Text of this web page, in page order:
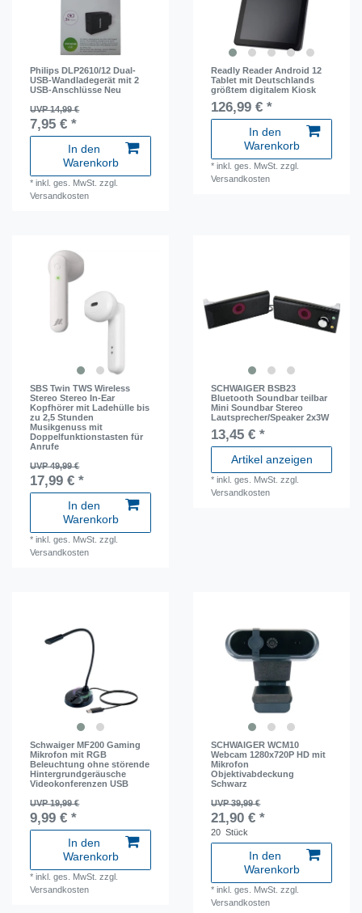
Philips DLP2610/12 Dual-
USB-Wandladegerät mit 2
USB-Anschlüsse Neu
UVP 14,99 €
7,95 € *
In den
Warenkorb
*inkl. ges. MwSt. zzgl.
Versandkosten
Readly Reader Android 12
Tablet mit Deutschlands
größtem digitalem Kiosk
126,99 € *
In den
Warenkorb
*inkl. ges. MwSt. zzgl.
Versandkosten
SBS Twin TWS Wireless
Stereo Stereo In-Ear
Kopfhörer mit Ladehülle bis
zu 2,5 Stunden
Musikgenuss mit
Doppelfunktionstasten für
Anrufe
UVP 49,99 €
17,99 € *
In den
Warenkorb
*inkl. ges. MwSt. zzgl.
Versandkosten
SCHWAIGER BSB23
Bluetooth Soundbar teilbar
Mini Soundbar Stereo
Lautsprecher/Speaker 2x3W
13,45 € *
Artikel anzeigen
*inkl. ges. MwSt. zzgl.
Versandkosten
Schwaiger MF200 Gaming
Mikrofon mit RGB
Beleuchtung ohne störende
Hintergrundgeräusche
Videokonferenzen USB
UVP 19,99 €
9,99 € *
In den
Warenkorb
*inkl. ges. MwSt. zzgl.
Versandkosten
SCHWAIGER WCM10
Webcam 1280x720P HD mit
Mikrofon
Objektivabdeckung
Schwarz
UVP 39,99 €
21,90 € *
20 Stück
In den
Warenkorb
*inkl. ges. MwSt. zzgl.
Versandkosten